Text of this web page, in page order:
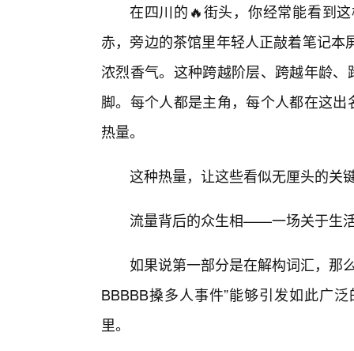
在四川的🔥街头，你经常能看到
赤，旁边的茶馆里年轻人正敲着笔记
浓烈香气。这种跨越阶层、跨越年龄
脚。每个人都是主角，每个人都在这
热量。
这种热量，让这些看似无厘头的关
流量背后的众生相——一场关于生
如果说第一部分是在解构词汇，那
BBBBB搡多人事件”能够引发如此广
里。